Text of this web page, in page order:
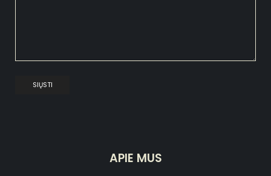
APIE MUS